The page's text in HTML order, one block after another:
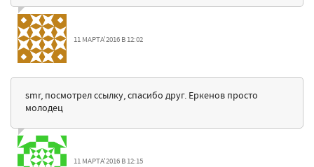
11 МАРТА'2016 В 12:02
smr, посмотрел ссылку, спасибо друг. Еркенов просто
молодец
11 МАРТА'2016 В 12:15